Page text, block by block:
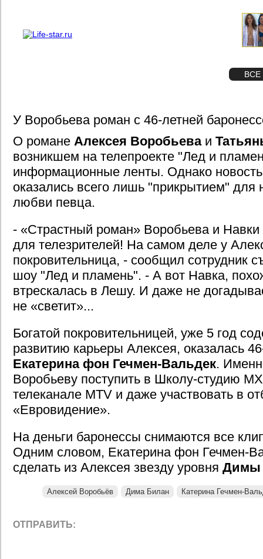
ВСЕ
У Воробьева роман с 46-летней
О романе Алексея Воробьеваи
возникшем на телепроекте "Лед и
информационные ленты. Однако
оказались всего лишь "прикрытием" для
любви певца.
- «Страстный роман» Воробьева и Навки
для телезрителей! На самом деле у
покровительница, - сообщил сотрудник
шоу "Лед и пламень". - А вот Навка,
втрескалась в Лешу. И даже не
не «светит»...
Богатой покровительницей, уже 5 год
развитию карьеры Алексея, оказалась
Екатерина фон Гечмен-Вальдек.
Воробьеву поступить в Школу-студию
телеканале MTV и даже участвовать в
«Евровидение».
На деньги баронессы снимаются все
Одним словом, Екатерина фон Гечмен-
сделать из Алексея звезду уровня Димы
Алексей Воробьёв Дима Билан Катерина Гечмен-
ОТПРАВИТЬ: